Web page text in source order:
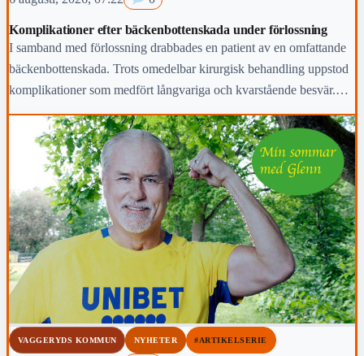
Komplikationer efter bäckenbottenskada under förlossning
I samband med förlossning drabbades en patient av en omfattande
bäckenbottenskada. Trots omedelbar kirurgisk behandling uppstod
komplikationer som medfört långvariga och kvarstående besvär.
Region Jönköpings län anmäler händelsen för prövning enligt lex
VAGGERYDS KOMMUN NYHETER #ARTIKELSERIE